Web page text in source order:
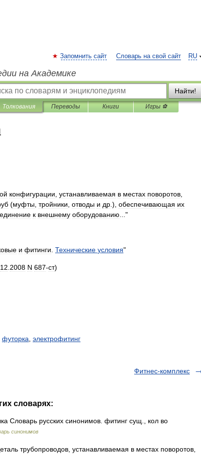
RU
Запомнить сайт Словарь на свой сайт
на Академике
Найти!
Толкования Переводы Книги Игры ⚽
конфигурации устанавливаемая в местах поворотов
(муфты тройники отводы и др .), обеспечивающая их
к внешнему оборудованию ..."
и фитинги Технические условия"
12 2008 N 687-ст)
футорка электрофитинг
Фитнес-комплекс
словарях:
Словарь русских синонимов. фитинг сущ., кол во
синонимов
трубопроводов, устанавливаемая в местах поворотов,